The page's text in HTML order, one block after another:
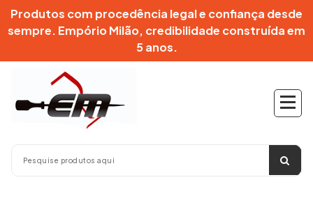
PularProdutos com procedência legal e confiança desde
sempre. Empório Milão, credibilidade construída em
5 anos.